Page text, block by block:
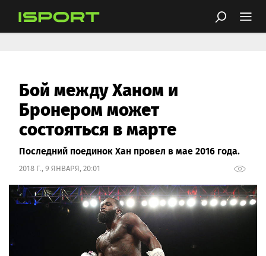
Бой между Ханом и
Бронером может
состояться в марте
Последний поединок Хан провел в мае 2016 года.
2018 Г., 9 ЯНВАРЯ, 20:01